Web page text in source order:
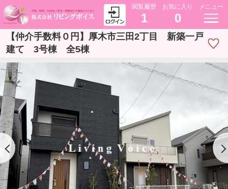
閲覧履歴
1
お気に入り
0
メニュー
【仲介手数料０円】厚木市三田2丁目 新築一戸
建て 3号棟 全5棟